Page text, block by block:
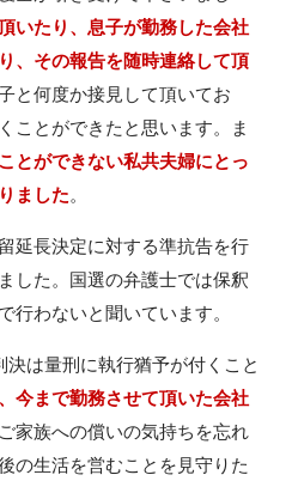
いたり、息子が勤務した会社
、その報告を随時連絡して頂
と何度か接見して頂いてお
ことができたと思います。ま
とができない私共夫婦にとっ
ました。
延長決定に対する準抗告を行
した。国選の弁護士では保釈
行わないと聞いています。
は量刑に執行猶予が付くこと
今まで勤務させて頂いた会社
家族への償いの気持ちを忘れ
の生活を営むことを見守りた